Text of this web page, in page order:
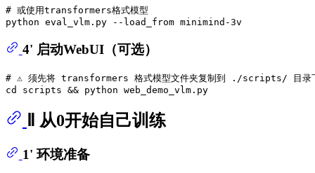
# 或使用transformers格式模型
4' 启动WebUI（可选）
# ⚠️ 须先将 transformers 格式模型文件夹复制到 ./scripts/ 目录下
cd
Ⅱ 从0开始自己训练
1' 环境准备